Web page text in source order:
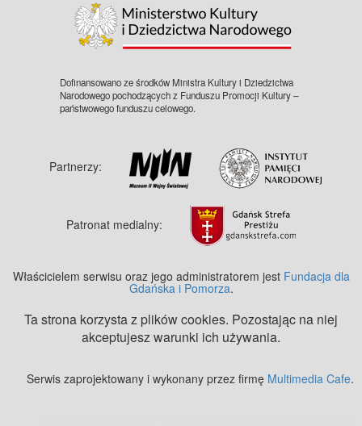
Dofinansowano ze środków Ministra Kultury i Dziedzictwa
Narodowego pochodzących z Funduszu Promocji Kultury –
państwowego funduszu celowego.
Partnerzy:
Patronat medialny:
Właścicielem serwisu oraz jego administratorem jest Fundacja dla
Gdańska i Pomorza.
Ta strona korzysta z plików cookies. Pozostając na niej
akceptujesz warunki ich używania.
Serwis zaprojektowany i wykonany przez firmę Multimedia Cafe.